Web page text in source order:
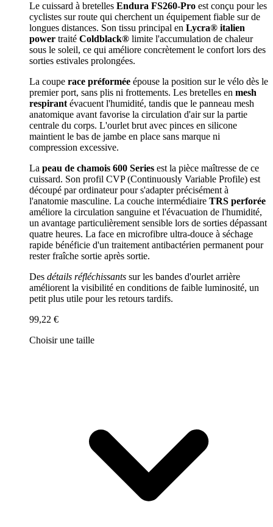
Le cuissard à bretelles Endura FS260-Pro est conçu pour les
cyclistes sur route qui cherchent un équipement fiable sur de
longues distances. Son tissu principal en Lycra® italien
power traité Coldblack® limite l'accumulation de chaleur
sous le soleil, ce qui améliore concrètement le confort lors des
sorties estivales prolongées.
La coupe race préformée épouse la position sur le vélo dès le
premier port, sans plis ni frottements. Les bretelles en mesh
respirant évacuent l'humidité, tandis que le panneau mesh
anatomique avant favorise la circulation d'air sur la partie
centrale du corps. L'ourlet brut avec pinces en silicone
maintient le bas de jambe en place sans marque ni
compression excessive.
La peau de chamois 600 Series est la pièce maîtresse de ce
cuissard. Son profil CVP (Continuously Variable Profile) est
découpé par ordinateur pour s'adapter précisément à
l'anatomie masculine. La couche intermédiaire TRS perforée
améliore la circulation sanguine et l'évacuation de l'humidité,
un avantage particulièrement sensible lors de sorties dépassant
quatre heures. La face en microfibre ultra-douce à séchage
rapide bénéficie d'un traitement antibactérien permanent pour
rester fraîche sortie après sortie.
Des détails réfléchissants sur les bandes d'ourlet arrière
améliorent la visibilité en conditions de faible luminosité, un
petit plus utile pour les retours tardifs.
99,22 €
Choisir une taille